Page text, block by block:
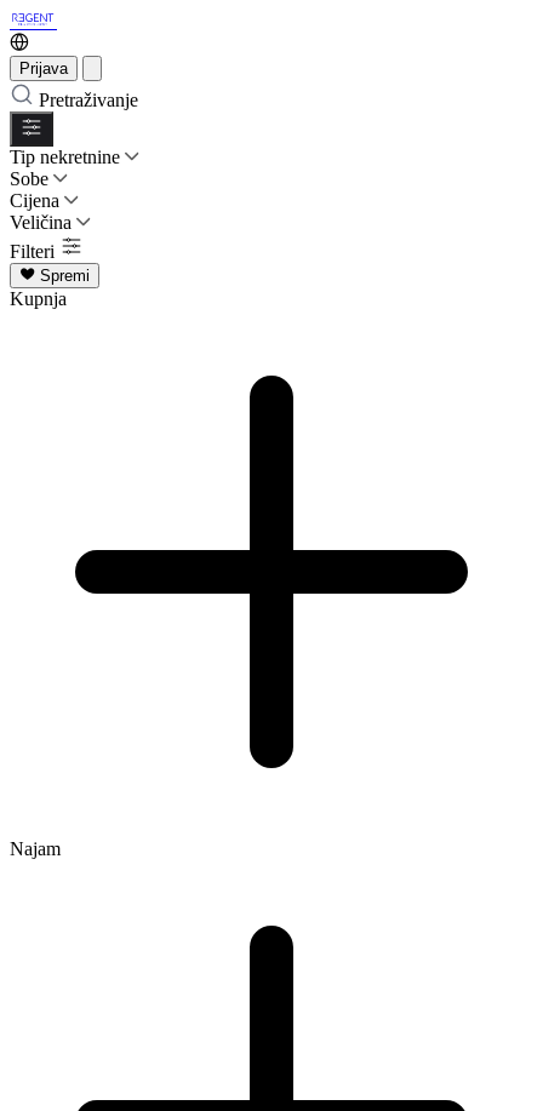
Prijava
Pretraživanje
Tip nekretnine
Sobe
Cijena
Veličina
Filteri
Spremi
Kupnja
Najam